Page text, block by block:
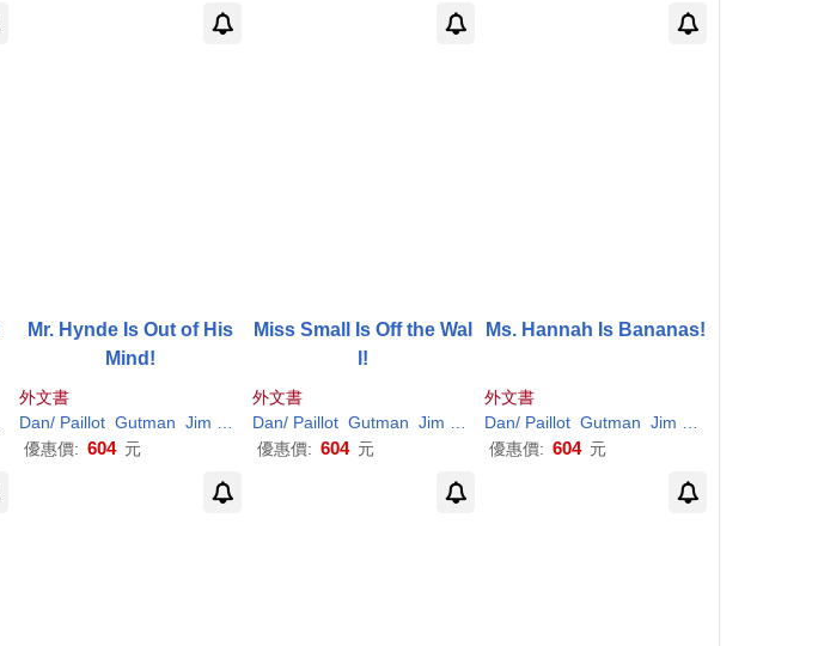
Mr. Hynde Is Out of His
Mind!
外文書
Dan/ Paillot Gutman Jim
優惠價: 604 元
Miss Small Is Off the Wal
l!
外文書
Dan/ Paillot Gutman Jim
優惠價: 604 元
Ms. Hannah Is Bananas!
外文書
Dan/ Paillot Gutman Jim
優惠價: 604 元